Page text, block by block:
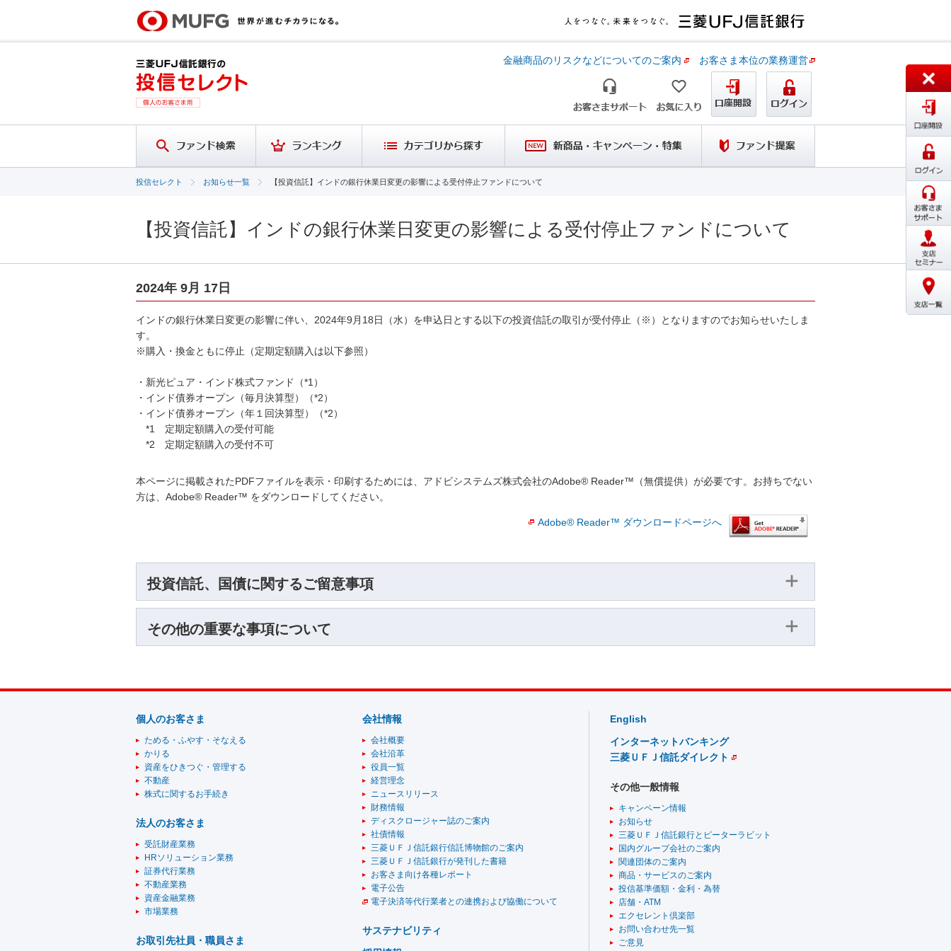
金融商品のリスクなどについてのご案内 お客さま本位の業務運営
投信セレクト お知らせ一覧 【投資信託】インドの銀行休業日変更の影響による受付停止ファンドについて
【投資信託】インドの銀行休業日変更の影響による受付停止ファンドについて
2024年 9月 17日
インドの銀行休業日変更の影響に伴い、2024年9月18日（水）を申込日とする以下の投資信託の取引が受付停止（※）となりますのでお知らせいたしま
す。
※購入・換金ともに停止（定期定額購入は以下参照）
・新光ピュア・インド株式ファンド（*1）
・インド債券オープン（毎月決算型）（*2）
・インド債券オープン（年１回決算型）（*2）
*1 定期定額購入の受付可能
*2 定期定額購入の受付不可
本ページに掲載されたPDFファイルを表示・印刷するためには、アドビシステムズ株式会社のAdobe® Reader™（無償提供）が必要です。お持ちでない
方は、Adobe® Reader™ をダウンロードしてください。
Adobe® Reader™ ダウンロードページへ
投資信託、国債に関するご留意事項
その他の重要な事項について
個人のお客さま
ためる・ふやす・そなえる
かりる
資産をひきつぐ・管理する
不動産
株式に関するお手続き
法人のお客さま
受託財産業務
HRソリューション業務
証券代行業務
不動産業務
資産金融業務
市場業務
お取引先社員・職員さま
会社情報
会社概要
会社沿革
役員一覧
経営理念
ニュースリリース
財務情報
ディスクロージャー誌のご案内
社債情報
三菱ＵＦＪ信託銀行信託博物館のご案内
三菱ＵＦＪ信託銀行が発刊した書籍
お客さま向け各種レポート
電子公告
電子決済等代行業者との連携および協働について
サステナビリティ
English
インターネットバンキング
三菱ＵＦＪ信託ダイレクト
その他一般情報
キャンペーン情報
お知らせ
三菱ＵＦＪ信託銀行とピーターラビット
国内グループ会社のご案内
関連団体のご案内
商品・サービスのご案内
投信基準価額・金利・為替
店舗・ATM
エクセレント倶楽部
お問い合わせ先一覧
ご意見